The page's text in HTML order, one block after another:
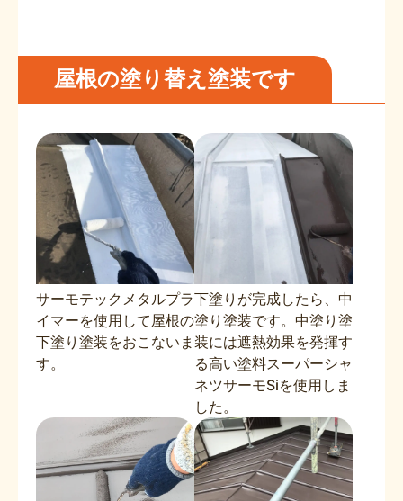
屋根の塗り替え塗装です
サーモテックメタルプラ
イマーを使用して屋根の
下塗り塗装をおこないま
す。
下塗りが完成したら、中
塗り塗装です。中塗り塗
装には遮熱効果を発揮す
る高い塗料スーパーシャ
ネツサーモSiを使用しま
した。